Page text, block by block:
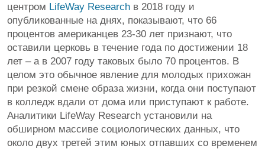
центром LifeWay Research в 2018 году и
опубликованные на днях, показывают, что 66
процентов американцев 23-30 лет признают, что
оставили церковь в течение года по достижении 18
лет – а в 2007 году таковых было 70 процентов. В
целом это обычное явление для молодых прихожан
при резкой смене образа жизни, когда они поступают
в колледж вдали от дома или приступают к работе.
Аналитики LifeWay Research установили на
обширном массиве социологических данных, что
около двух третей этим юных отпавших со временем